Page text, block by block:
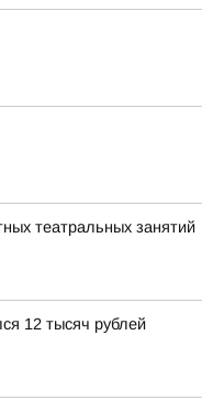
театральных занятий
12 тысяч рублей